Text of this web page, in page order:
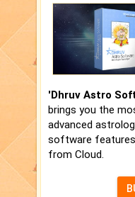
'Dhruv Astro
brings you the
advanced
software
from Cloud.